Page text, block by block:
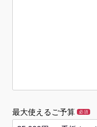
最大使えるご予算 必須